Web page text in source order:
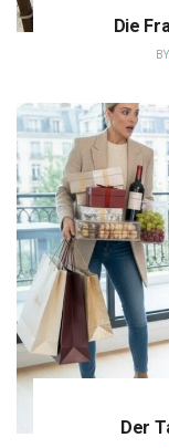
Die
BY
Der